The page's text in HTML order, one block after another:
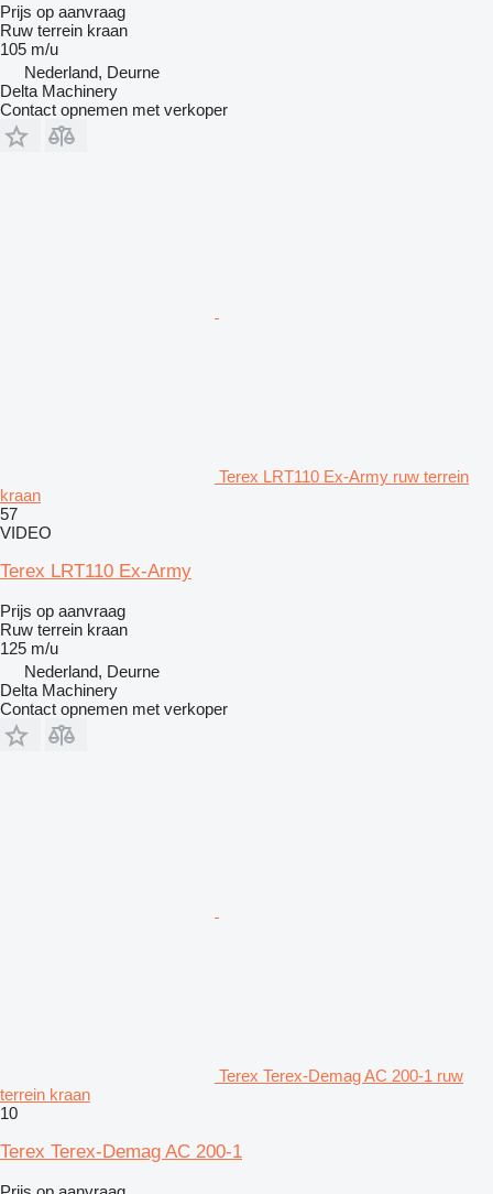
Prijs op aanvraag
Ruw terrein kraan
105 m/u
Nederland, Deurne
Delta Machinery
Contact opnemen met verkoper
Terex LRT110 Ex-Army ruw terrein
kraan
57
VIDEO
Terex LRT110 Ex-Army
Prijs op aanvraag
Ruw terrein kraan
125 m/u
Nederland, Deurne
Delta Machinery
Contact opnemen met verkoper
Terex Terex-Demag AC 200-1 ruw
terrein kraan
10
Terex Terex-Demag AC 200-1